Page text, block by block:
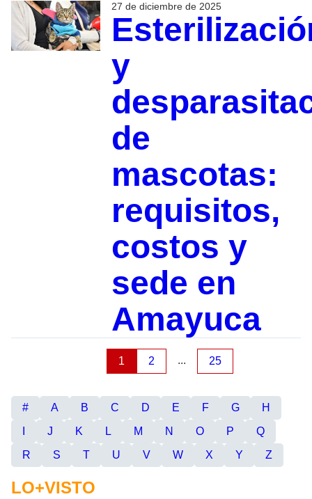
27 de diciembre de 2025
y
de
mascotas:
requisitos,
costos y
sede en
Amayuca
1 2 ... 25
# A B C D E F G
H
J K L M N O P
Q
R
S T U V W X Y Z
LO+VISTO